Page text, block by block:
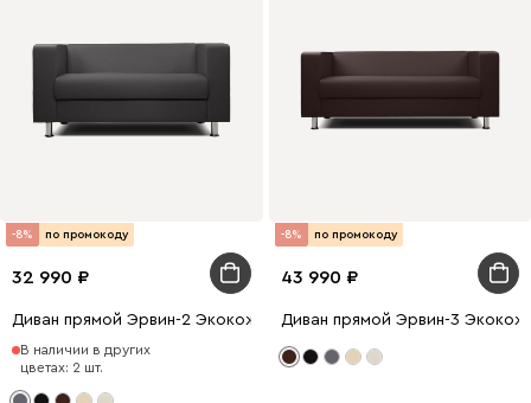
-8% по промокоду
32 990
Диван прямой Эрвин-2 Экокожа Серый
В наличии в других
цветах: 2 шт.
-8% по промокоду
43 990
Диван прямой Эрвин-3